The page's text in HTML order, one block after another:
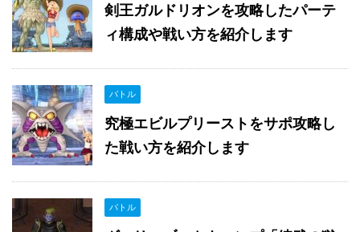
剣王ガルドリオンを攻略したパーテ
ィ構成や戦い方を紹介します
バトル
究極エビルプリーストをサポ攻略し
た戦い方を紹介します
バトル